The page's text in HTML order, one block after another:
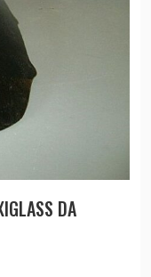
DA